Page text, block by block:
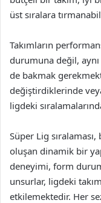
üst sıralara
Takımların
durumuna değil,
de bakmak
değiştirdiklerinde
ligdeki
Süper Lig
oluşan dinamik bir
deneyimi, form
unsurlar, ligdeki
etkilemektedir. Her